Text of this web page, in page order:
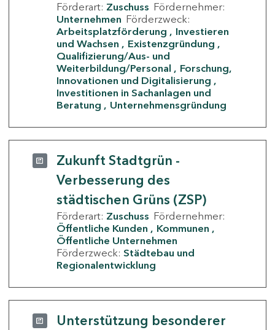
Förderart: Zuschuss Fördernehmer:
Unternehmen Förderzweck:
Arbeitsplatzförderung
Investieren
und Wachsen
Existenzgründung
Qualifizierung/Aus- und
Weiterbildung/Personal
Forschung,
Innovationen und Digitalisierung
Investitionen in Sachanlagen und
Beratung
Unternehmensgründung
Zukunft Stadtgrün -
Verbesserung des
städtischen Grüns (ZSP)
Förderart: Zuschuss Fördernehmer:
Öffentliche Kunden
Kommunen
Öffentliche Unternehmen
Förderzweck: Städtebau und
Regionalentwicklung
Unterstützung besonderer